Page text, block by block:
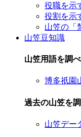
役職を示
役割を示
山笠の「
山笠豆知識
山笠用語を調
博多祇園
過去の山笠を
山笠デー